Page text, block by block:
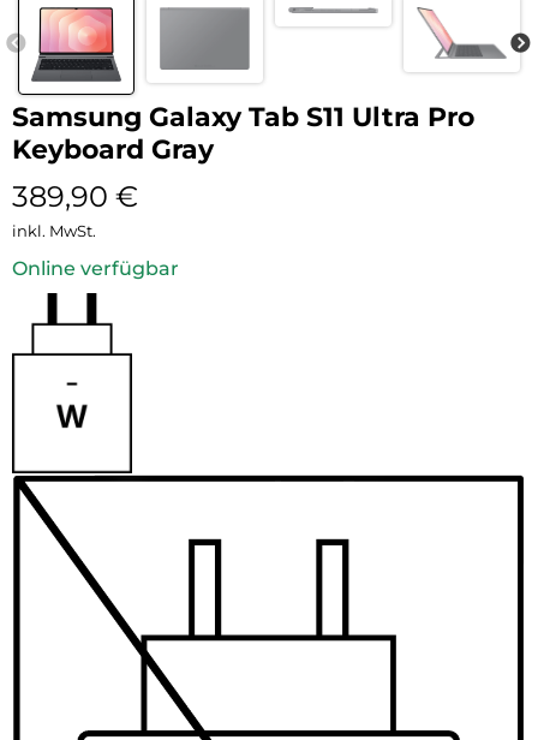
Samsung Galaxy Tab S11 Ultra Pro
Keyboard Gray
389,90 €
inkl. MwSt.
Online verfügbar